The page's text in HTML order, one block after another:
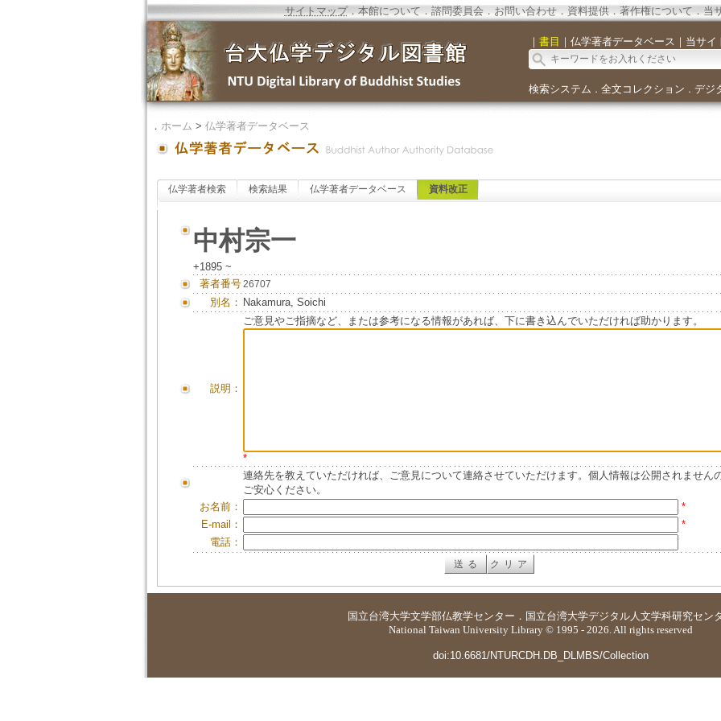
サイトマップ．本館について．諮問委員会． お問い合わせ． 資料提供．著作権について．当
｜ 書目 ｜ 仏学著者データベース ｜ 当サイ
検索システム ． 全文コレクション ． デジ
． ホーム > 仏学著者データベース
仏学著者検索 検索結果 仏学著者データベース 資料改正
中村宗一
+1895 ~
著者番号26707
別名： Nakamura, Soichi
説明：
ご意見やご指摘など、または参考になる情報があれば、下に書き込んでいただければ助かります。
*
連絡先を教えていただければ、ご意見について連絡させていただけます。個人情報は公開されません
ご安心ください。
お名前：
*
E-mail：
*
電話：
国立台湾大学文学部仏教学センター ． 国立台湾大学デジタル人文学科研究セン
National Taiwan University Library © 1995 - 2026. All rights reserved
doi:10.6681/NTURCDH.DB_DLMBS/Collection